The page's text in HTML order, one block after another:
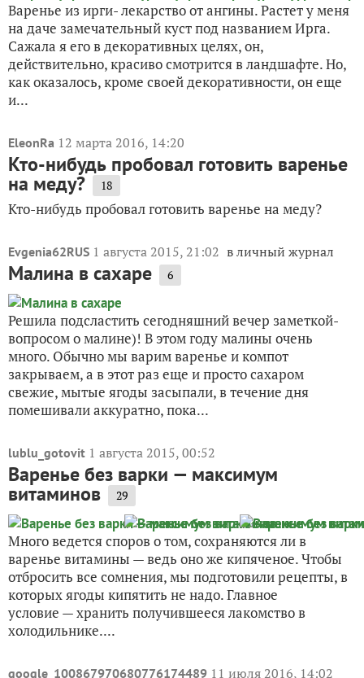
Варенье из ирги- лекарство от ангины. Растет у меня
на даче замечательный куст под названием Ирга.
Сажала я его в декоративных целях, он,
действительно, красиво смотрится в ландшафте. Но,
как оказалось, кроме своей декоративности, он еще
и...
EleonRa 12 марта 2016, 14:20
Кто-нибудь пробовал готовить варенье
на меду? 18
Кто-нибудь пробовал готовить варенье на меду?
Evgenia62RUS 1 августа 2015, 21:02 в личный журнал
Малина в сахаре 6
Решила подсластить сегодняшний вечер заметкой-
вопросом о малине)! В этом году малины очень
много. Обычно мы варим варенье и компот
закрываем, а в этот раз еще и просто сахаром
свежие, мытые ягоды засыпали, в течение дня
помешивали аккуратно, пока...
lublu_gotovit 1 августа 2015, 00:52
Варенье без варки — максимум
витаминов 29
Много ведется споров о том, сохраняются ли в
варенье витамины — ведь оно же кипяченое. Чтобы
отбросить все сомнения, мы подготовили рецепты, в
которых ягоды кипятить не надо. Главное
условие — хранить получившееся лакомство в
холодильнике....
google_100867970680776174489 11 июля 2016, 14:02